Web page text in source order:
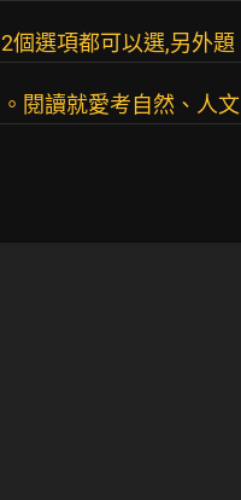
個選項都可以選,另外題
閱讀就愛考自然、人文